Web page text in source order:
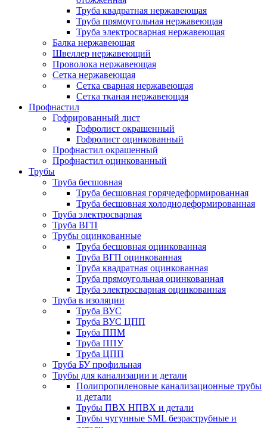
Труба квадратная нержавеющая
Труба прямоугольная нержавеющая
Труба электросварная нержавеющая
Балка нержавеющая
Швеллер нержавеющий
Проволока нержавеющая
Сетка нержавеющая
Сетка сварная нержавеющая
Сетка тканая нержавеющая
Профнастил
Гофрированный лист
Гофролист окрашенный
Гофролист оцинкованный
Профнастил окрашенный
Профнастил оцинкованный
Трубы
Труба бесшовная
Труба бесшовная горячедеформированная
Труба бесшовная холоднодеформированная
Труба электросварная
Труба ВГП
Трубы оцинкованные
Труба бесшовная оцинкованная
Труба ВГП оцинкованная
Труба квадратная оцинкованная
Труба прямоугольная оцинкованная
Труба электросварная оцинкованная
Труба в изоляции
Труба ВУС
Труба ВУС ЦПП
Труба ППМ
Труба ППУ
Труба ЦПП
Труба БУ профильная
Трубы для канализации и детали
Полипропиленовые канализационные трубы
и детали
Трубы ПВХ НПВХ и детали
Трубы чугунные SML безраструбные и